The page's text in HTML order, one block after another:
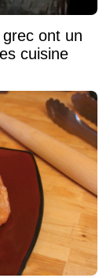
ont un
cuisine